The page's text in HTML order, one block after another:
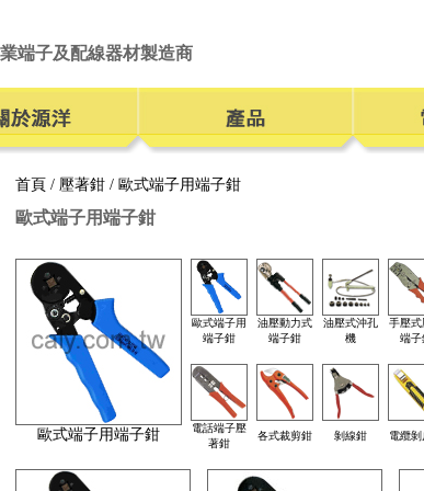
端子及配線器材製造商
首頁 / 壓著鉗 / 歐式端子用端子鉗
歐式端子用端子鉗
歐式端子用端子鉗
歐式端子用
端子鉗
油壓動力式
端子鉗
油壓式沖孔
機
手壓式
端子
電話端子壓
著鉗
各式裁剪鉗 剝線鉗 電纜